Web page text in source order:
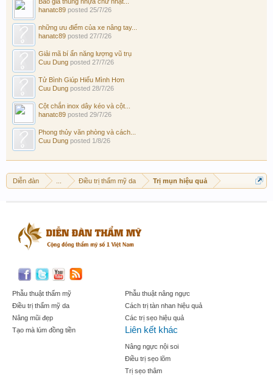
hanatc89 posted 25/7/26
những ưu điểm của xe nâng tay...
hanatc89 posted 27/7/26
Giải mã bí ẩn năng lượng vũ trụ
Cuu Dung posted 27/7/26
Tử Bình Giúp Hiểu Mình Hơn
Cuu Dung posted 28/7/26
Cột chắn inox dây kéo và cột...
hanatc89 posted 29/7/26
Phong thủy văn phòng và cách...
Cuu Dung posted 1/8/26
Diễn đàn Điều trị thẩm mỹ da Trị mụn hiệu quả
Phẫu thuật thẩm mỹ
Điều trị thẩm mỹ da
Nâng mũi đẹp
Tạo mà lúm đồng tiền
Phẫu thuật nâng ngực
Cách trị tàn nhan hiệu quả
Các trị sẹo hiệu quả
Liên kết khác
Nâng ngực nội soi
Điều trị sẹo lõm
Trị sẹo thâm